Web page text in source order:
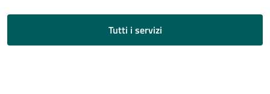
Tutti i servizi